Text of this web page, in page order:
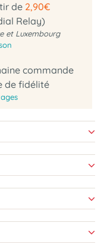
de 2,90€
Relay)
et Luxembourg
commande
de fidélité